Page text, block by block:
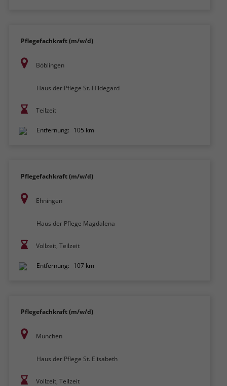
Pflegefachkraft (m/w/d)
Böblingen
Haus der Pflege St. Hildegard
Teilzeit
Entfernung: 105 km
Pflegefachkraft (m/w/d)
Ehningen
Haus der Pflege Magdalena
Vollzeit, Teilzeit
Entfernung: 107 km
Pflegefachkraft (m/w/d)
München
Haus der Pflege St. Elisabeth
Vollzeit, Teilzeit